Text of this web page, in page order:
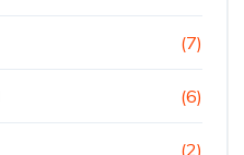
(7)
(6)
(2)